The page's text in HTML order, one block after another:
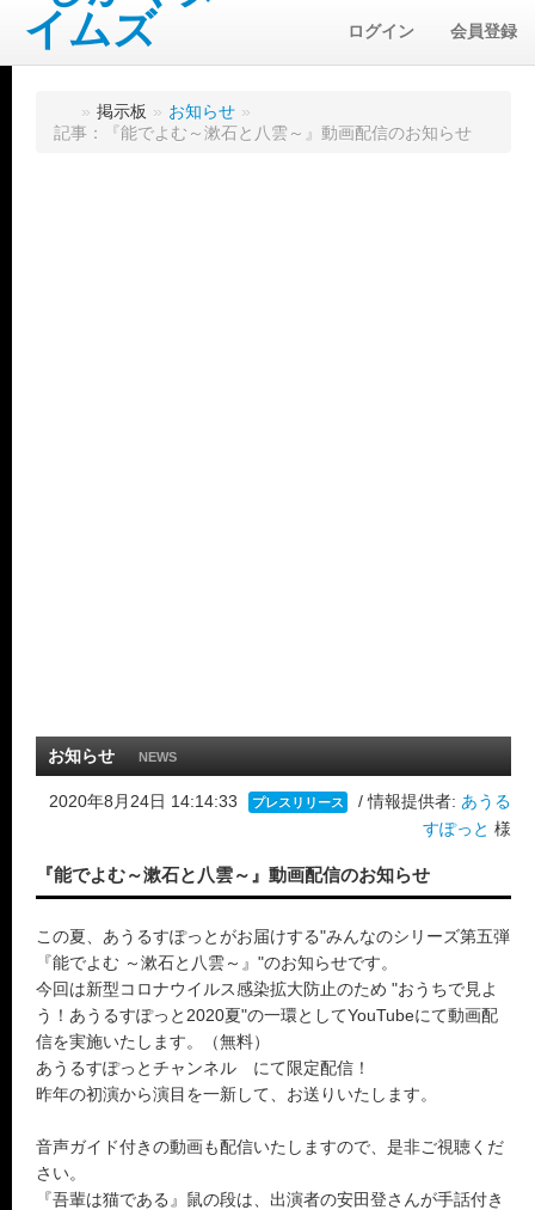
ログイン 会員登録
» 掲示板 » お知らせ »
記事：『能でよむ～漱石と八雲～』動画配信のお知らせ
お知らせ NEWS
2020年8月24日 14:14:33 プレスリリース / 情報提供者: あうる
すぽっと 様
『能でよむ～漱石と八雲～』動画配信のお知らせ
この夏、あうるすぽっとがお届けする"みんなのシリーズ第五弾
『能でよむ ～漱石と八雲～』"のお知らせです。
今回は新型コロナウイルス感染拡大防止のため "おうちで見よ
う！あうるすぽっと2020夏"の一環としてYouTubeにて動画配
信を実施いたします。（無料）
あうるすぽっとチャンネル にて限定配信！
昨年の初演から演目を一新して、お送りいたします。
音声ガイド付きの動画も配信いたしますので、是非ご視聴くだ
さい。
『吾輩は猫である』鼠の段は、出演者の安田登さんが手話付き